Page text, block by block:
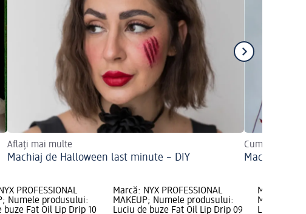
Aflați mai multe
Machiaj de Halloween last minute – DIY
Cum îl puteți
Machiajul
PROFESSIONAL
Numele produsului:
buze Fat Oil Lip Drip 10
Marcă: NYX PROFESSIONAL
MAKEUP; Numele produsului:
Luciu de buze Fat Oil Lip Drip 09
Marcă: NYX
MAKEUP;
Luciu de